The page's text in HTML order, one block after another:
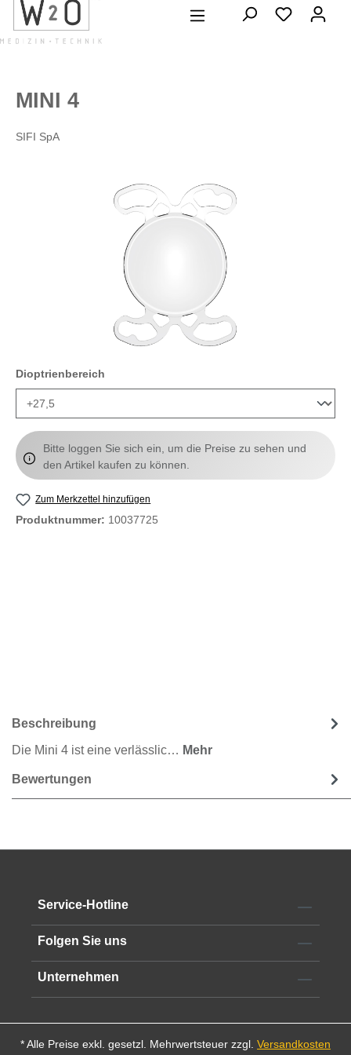
springen
MINI 4
SIFI SpA
Bildergalerie überspringen
Dioptrienbereich
Bitte loggen Sie sich ein, um die Preise zu sehen und
den Artikel kaufen zu können.
Zum Merkzettel hinzufügen
Produktnummer: 10037725
Beschreibung
Die Mini 4 ist eine verlässlic… Mehr
Bewertungen
Service-Hotline
Folgen Sie uns
Unternehmen
* Alle Preise exkl. gesetzl. Mehrwertsteuer zzgl. Versandkosten